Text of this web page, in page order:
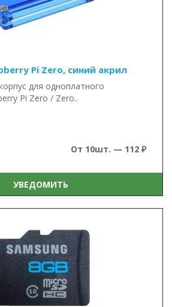
Pi Zero, синий акрил
для одноплатного
Pi Zero / Zero..
От 10шт. — 112 ₽
УВЕДОМИТЬ